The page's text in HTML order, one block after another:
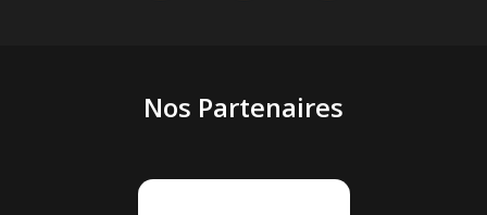
Nos Partenaires